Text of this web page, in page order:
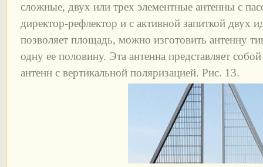
сложные, двух или трех элементные антенны с
директор-рефлектор и с активной запиткой двух
позволяет площадь, можно изготовить антенну
одну ее половину. Эта антенна представляет
антенн с вертикальной поляризацией. Рис. 13.